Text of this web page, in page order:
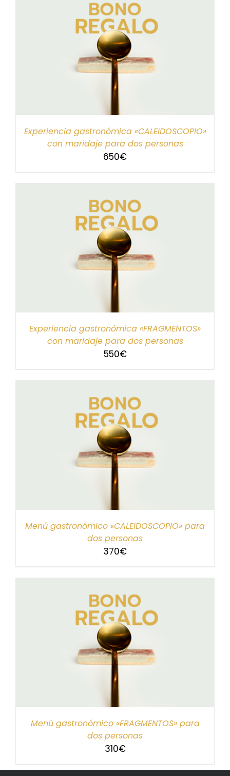
Experiencia gastronómica «CALEIDOSCOPIO»
con maridaje para dos personas
650€
Experiencia gastronómica «FRAGMENTOS»
con maridaje para dos personas
550€
Menú gastronómico «CALEIDOSCOPIO» para
dos personas
370€
Menú gastronómico «FRAGMENTOS» para
dos personas
310€